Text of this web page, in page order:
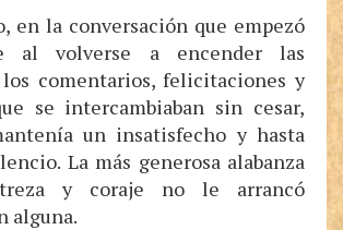
en la conversación que empezó
al volverse a encender las
los comentarios, felicitaciones y
se intercambiaban sin cesar,
un insatisfecho y hasta
La más generosa alabanza
y coraje no le arrancó
alguna.